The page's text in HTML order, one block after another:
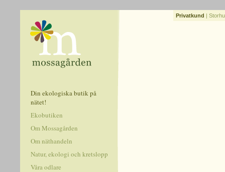
Din ekologiska butik på
nätet!
Ekobutiken
Om Mossagården
Om näthandeln
Natur, ekologi och kretslopp
Våra odlare
Privatkund |